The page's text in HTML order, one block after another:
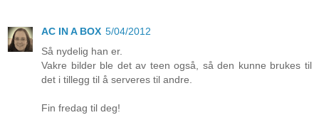
AC IN A BOX 5/04/2012
Så nydelig han er.
Vakre bilder ble det av teen også, så den kunne brukes til
det i tillegg til å serveres til andre.
Fin fredag til deg!